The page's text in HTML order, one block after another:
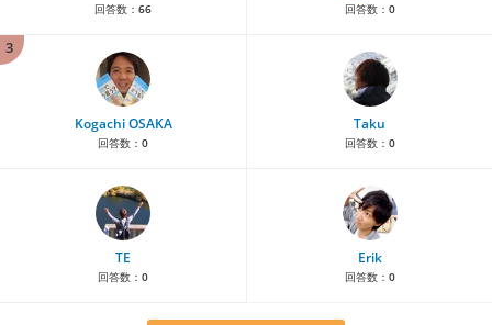
回答数： 66 回答数： 0
3
Kogachi OSAKA
回答数： 0
Taku
回答数： 0
TE
回答数： 0
Erik
回答数： 0